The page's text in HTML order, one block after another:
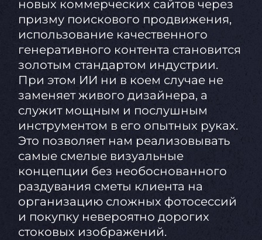
новых коммерческих сайтов через
призму поискового продвижения,
использование качественного
генеративного контента становится
золотым стандартом индустрии.
При этом ИИ ни в коем случае не
заменяет живого дизайнера, а
служит мощным и послушным
инструментом в его опытных руках.
Это позволяет нам реализовывать
самые смелые визуальные
концепции без необоснованного
раздувания сметы клиента на
организацию сложных фотосессий
и покупку невероятно дорогих
стоковых изображений.